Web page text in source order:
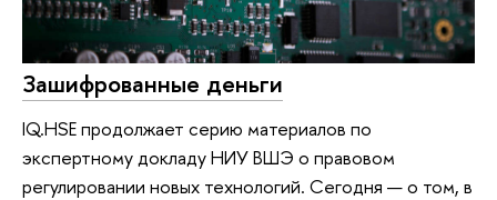
Зашифрованные деньги
IQ.HSE продолжает серию материалов по
экспертному докладу НИУ ВШЭ о правовом
регулировании новых технологий. Сегодня — о том, в